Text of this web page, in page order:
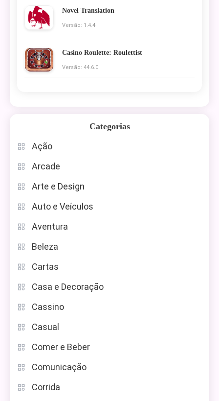
Novel Translation
Versão: 1.4.4
Casino Roulette: Roulettist
Versão: 44.6.0
Categorias
Ação
Arcade
Arte e Design
Auto e Veículos
Aventura
Beleza
Cartas
Casa e Decoração
Cassino
Casual
Comer e Beber
Comunicação
Corrida